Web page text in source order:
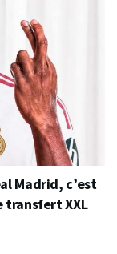
Madrid, c’est
transfert XXL